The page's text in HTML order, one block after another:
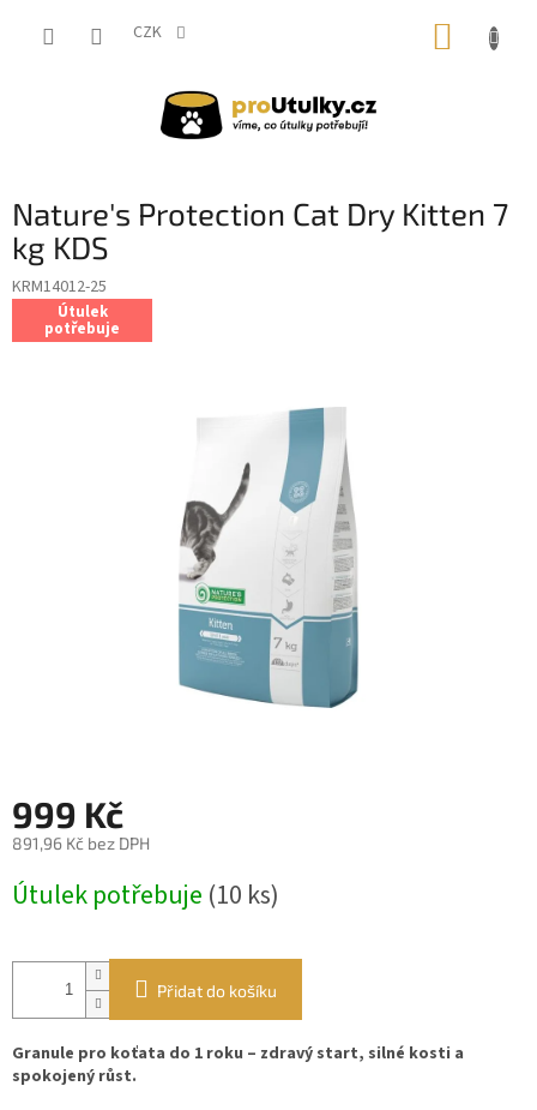
CZK
Nature's Protection Cat Dry Kitten 7
kg KDS
KRM14012-25
Útulek
potřebuje
999 Kč
891,96 Kč bez DPH
Měrná
cena:
Útulek potřebuje (10 ks)
Přidat do košíku
Granule pro koťata do 1 roku – zdravý start, silné kosti a
spokojený růst.